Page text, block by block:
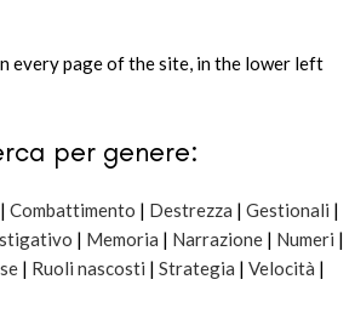
every page of the site, in the lower left
per genere:
| Combattimento | Destrezza | Gestionali |
| Memoria | Narrazione | Numeri |
| Ruoli nascosti | Strategia | Velocità |